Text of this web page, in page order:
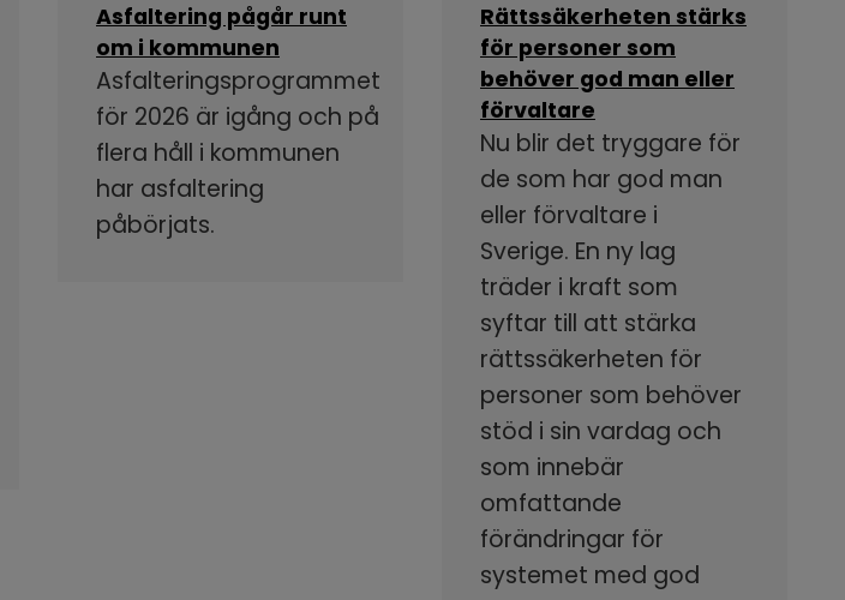
Asfaltering pågår runt
om i kommunen
Asfalteringsprogrammet
för 2026 är igång och på
flera håll i kommunen
har asfaltering
påbörjats.
Rättssäkerheten stärks
för personer som
behöver god man eller
förvaltare
Nu blir det tryggare för
de som har god man
eller förvaltare i
Sverige. En ny lag
träder i kraft som
syftar till att stärka
rättssäkerheten för
personer som behöver
stöd i sin vardag och
som innebär
omfattande
förändringar för
systemet med god